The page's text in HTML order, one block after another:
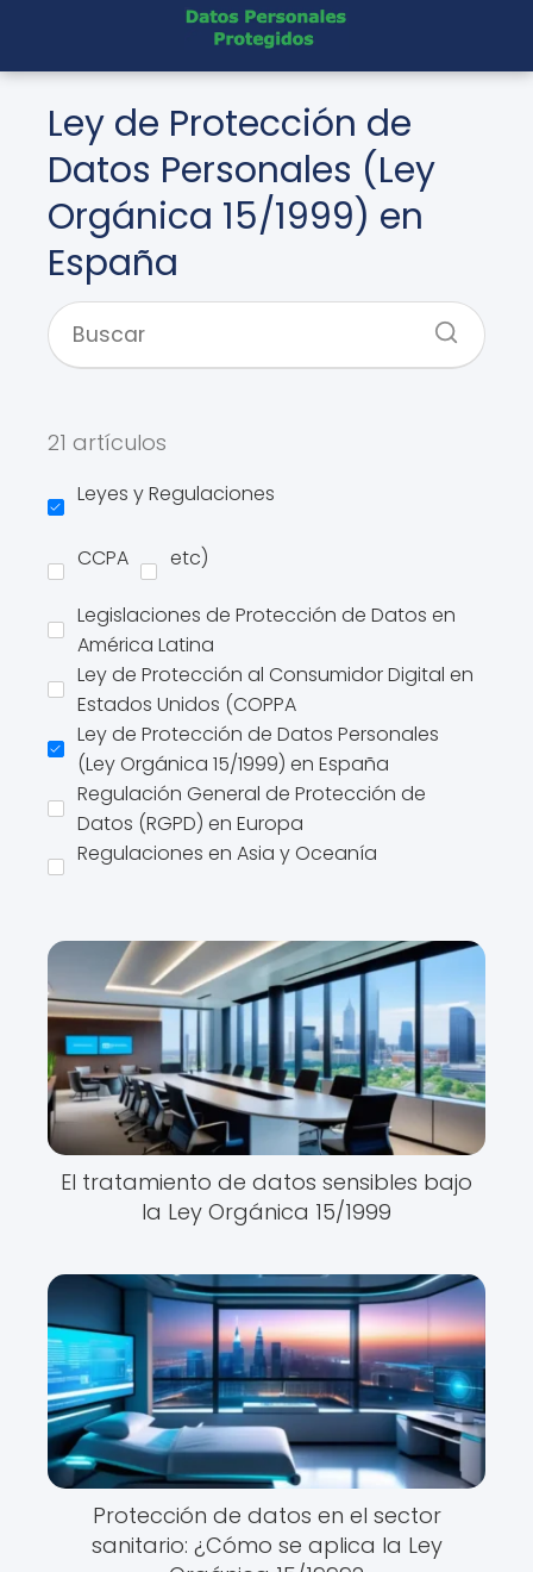
Ley de Protección de
Datos Personales (Ley
Orgánica 15/1999) en
España
21 artículos
Leyes y Regulaciones
CCPA etc)
Legislaciones de Protección de Datos en
América Latina
Ley de Protección al Consumidor Digital en
Estados Unidos (COPPA
Ley de Protección de Datos Personales
(Ley Orgánica 15/1999) en España
Regulación General de Protección de
Datos (RGPD) en Europa
Regulaciones en Asia y Oceanía
El tratamiento de datos sensibles bajo
la Ley Orgánica 15/1999
Protección de datos en el sector
sanitario: ¿Cómo se aplica la Ley